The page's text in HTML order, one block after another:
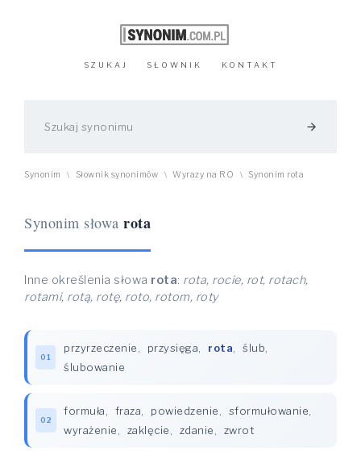
SZUKAJ SŁOWNIK KONTAKT
arrow_forward
Synonim \ Słownik synonimów \ Wyrazy na RO \ Synonim rota
Synonim słowa rota
Inne określenia słowa rota: rota, rocie, rot, rotach,
rotami, rotą, rotę, roto, rotom, roty
01
przyrzeczenie przysięga rota ślub
ślubowanie
02
formuła fraza powiedzenie sformułowanie
wyrażenie
zaklęcie zdanie zwrot